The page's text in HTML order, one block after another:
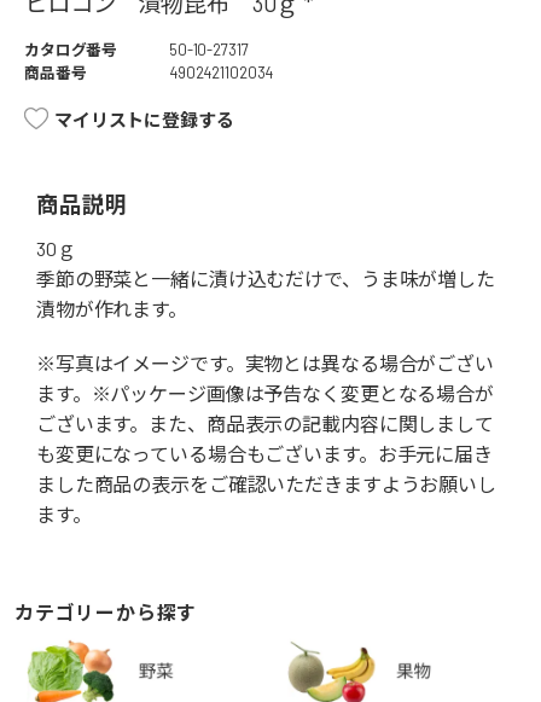
カタログ番号
50-10-27317
商品番号
4902421102034
マイリストに登録する
商品説明
30ｇ
季節の野菜と一緒に漬け込むだけで、うま味が増した
漬物が作れます。
※写真はイメージです。実物とは異なる場合がござい
ます。※パッケージ画像は予告なく変更となる場合が
ございます。また、商品表示の記載内容に関しまして
も変更になっている場合もございます。お手元に届き
ました商品の表示をご確認いただきますようお願いし
ます。
カテゴリーから探す